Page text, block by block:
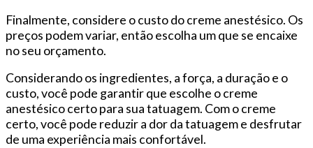
Finalmente, considere o custo do creme anestésico. Os
preços podem variar, então escolha um que se encaixe
no seu orçamento.
Considerando os ingredientes, a força, a duração e o
custo, você pode garantir que escolhe o creme
anestésico certo para sua tatuagem. Com o creme
certo, você pode reduzir a dor da tatuagem e desfrutar
de uma experiência mais confortável.